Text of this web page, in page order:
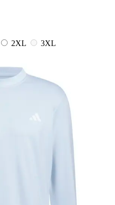
2XL
3XL